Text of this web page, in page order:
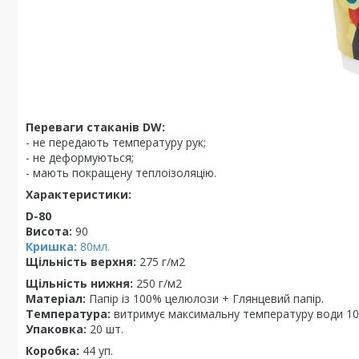
Переваги стаканів DW:
- не передають температуру рук;
- не деформуються;
- мають покращену теплоізоляцію.
Характеристики:
D-80
Висота: 90
Кришка: 80мл.
Щільність верхня: 275 г/м2
Щільність нижня: 250 г/м2
Матеріал: Папір із 100% целюлози + Глянцевий папір.
Температура: витримує максимальну температуру води
Упаковка: 20 шт.
Коробка: 44 уп.